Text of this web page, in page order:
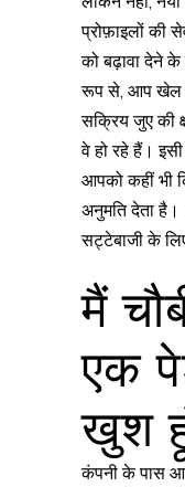
प्रोफ़ाइलों की
को बढ़ावा देने के
रूप से, आप खेल
सक्रिय जुए की
वे हो रहे हैं।
आपको कहीं भी
अनुमति देता
सट्टेबाजी के
मैं
एक
खुश
कंपनी के पास